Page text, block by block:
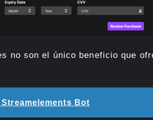
no son el único beneficio que
Bot